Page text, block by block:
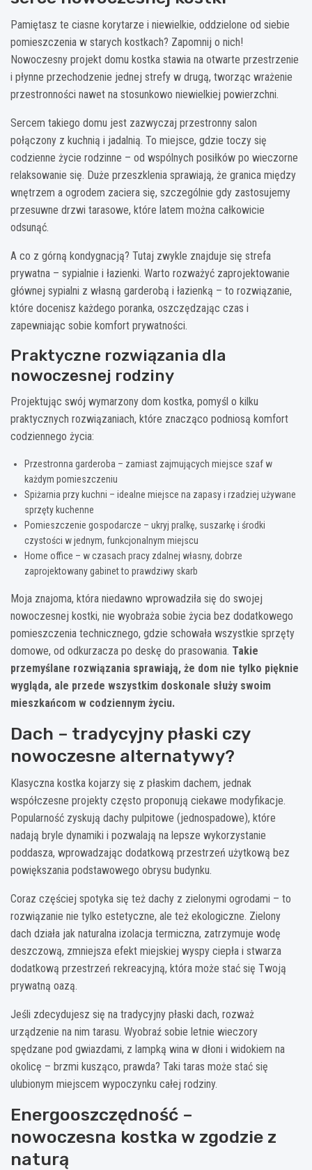
Pamiętasz te ciasne korytarze i niewielkie, oddzielone od siebie
pomieszczenia w starych kostkach? Zapomnij o nich!
Nowoczesny projekt domu kostka stawia na otwarte przestrzenie
i płynne przechodzenie jednej strefy w drugą, tworząc wrażenie
przestronności nawet na stosunkowo niewielkiej powierzchni.
Sercem takiego domu jest zazwyczaj przestronny salon
połączony z kuchnią i jadalnią. To miejsce, gdzie toczy się
codzienne życie rodzinne – od wspólnych posiłków po wieczorne
relaksowanie się. Duże przeszklenia sprawiają, że granica między
wnętrzem a ogrodem zaciera się, szczególnie gdy zastosujemy
przesuwne drzwi tarasowe, które latem można całkowicie
odsunąć.
A co z górną kondygnacją? Tutaj zwykle znajduje się strefa
prywatna – sypialnie i łazienki. Warto rozważyć zaprojektowanie
głównej sypialni z własną garderobą i łazienką – to rozwiązanie,
które docenisz każdego poranka, oszczędzając czas i
zapewniając sobie komfort prywatności.
Praktyczne rozwiązania dla
nowoczesnej rodziny
Projektując swój wymarzony dom kostka, pomyśl o kilku
praktycznych rozwiązaniach, które znacząco podniosą komfort
codziennego życia:
Przestronna garderoba – zamiast zajmujących miejsce szaf w
każdym pomieszczeniu
Spiżarnia przy kuchni – idealne miejsce na zapasy i rzadziej używane
sprzęty kuchenne
Pomieszczenie gospodarcze – ukryj pralkę, suszarkę i środki
czystości w jednym, funkcjonalnym miejscu
Home office – w czasach pracy zdalnej własny, dobrze
zaprojektowany gabinet to prawdziwy skarb
Moja znajoma, która niedawno wprowadziła się do swojej
nowoczesnej kostki, nie wyobraża sobie życia bez dodatkowego
pomieszczenia technicznego, gdzie schowała wszystkie sprzęty
domowe, od odkurzacza po deskę do prasowania. Takie
przemyślane rozwiązania sprawiają, że dom nie tylko pięknie
wygląda, ale przede wszystkim doskonale służy swoim
mieszkańcom w codziennym życiu.
Dach – tradycyjny płaski czy
nowoczesne alternatywy?
Klasyczna kostka kojarzy się z płaskim dachem, jednak
współczesne projekty często proponują ciekawe modyfikacje.
Popularność zyskują dachy pulpitowe (jednospadowe), które
nadają bryle dynamiki i pozwalają na lepsze wykorzystanie
poddasza, wprowadzając dodatkową przestrzeń użytkową bez
powiększania podstawowego obrysu budynku.
Coraz częściej spotyka się też dachy z zielonymi ogrodami – to
rozwiązanie nie tylko estetyczne, ale też ekologiczne. Zielony
dach działa jak naturalna izolacja termiczna, zatrzymuje wodę
deszczową, zmniejsza efekt miejskiej wyspy ciepła i stwarza
dodatkową przestrzeń rekreacyjną, która może stać się Twoją
prywatną oazą.
Jeśli zdecydujesz się na tradycyjny płaski dach, rozważ
urządzenie na nim tarasu. Wyobraź sobie letnie wieczory
spędzane pod gwiazdami, z lampką wina w dłoni i widokiem na
okolicę – brzmi kusząco, prawda? Taki taras może stać się
ulubionym miejscem wypoczynku całej rodziny.
Energooszczędność –
nowoczesna kostka w zgodzie z
naturą